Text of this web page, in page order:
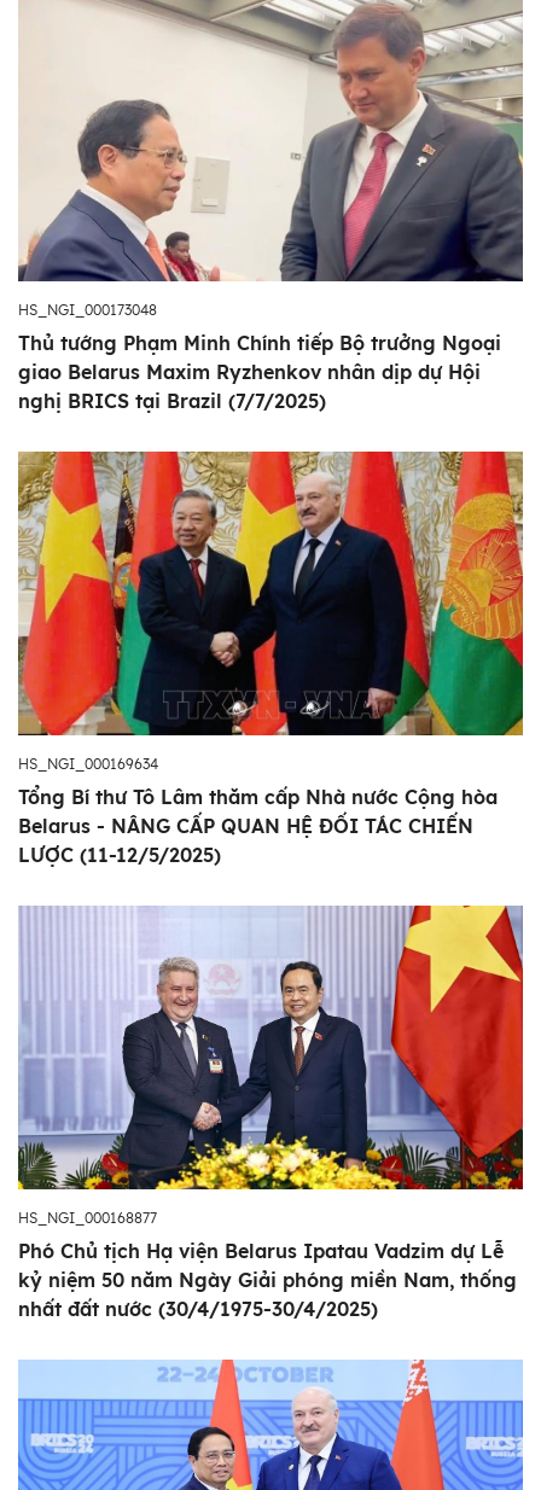
HS_NGI_000173048
Thủ tướng Phạm Minh Chính tiếp Bộ trưởng Ngoại
giao Belarus Maxim Ryzhenkov nhân dịp dự Hội
nghị BRICS tại Brazil (7/7/2025)
HS_NGI_000169634
Tổng Bí thư Tô Lâm thăm cấp Nhà nước Cộng hòa
Belarus - NÂNG CẤP QUAN HỆ ĐỐI TÁC CHIẾN
LƯỢC (11-12/5/2025)
HS_NGI_000168877
Phó Chủ tịch Hạ viện Belarus Ipatau Vadzim dự Lễ
kỷ niệm 50 năm Ngày Giải phóng miền Nam, thống
nhất đất nước (30/4/1975-30/4/2025)